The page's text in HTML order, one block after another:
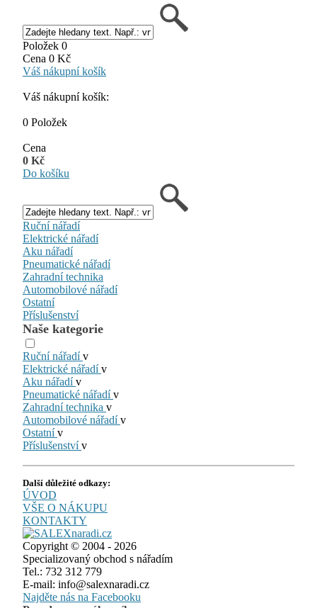
Položek 0
Cena 0 Kč
Váš nákupní košík
Váš nákupní košík:
0 Položek
Cena
0 Kč
Do košíku
Ruční nářadí
Elektrické nářadí
Aku nářadí
Pneumatické nářadí
Zahradní technika
Automobilové nářadí
Ostatní
Příslušenství
Naše kategorie
Ruční nářadív
Elektrické nářadív
Aku nářadív
Pneumatické nářadív
Zahradní technika v
Automobilové nářadív
Ostatnív
Příslušenstvív
Další důležité odkazy:
ÚVOD
VŠE O NÁKUPU
KONTAKTY
Copyright © 2004 - 2026
Specializovaný obchod s nářadím
Tel.: 732 312 779
E-mail: info@salexnaradi.cz
Najděte nás na Facebooku